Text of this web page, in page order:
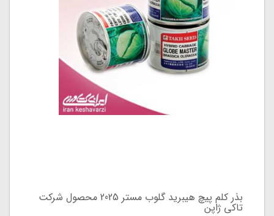
بذر کلم پیچ هیبرید گلوب مستر 2025 محصول شرکت
تاکی ژاپن